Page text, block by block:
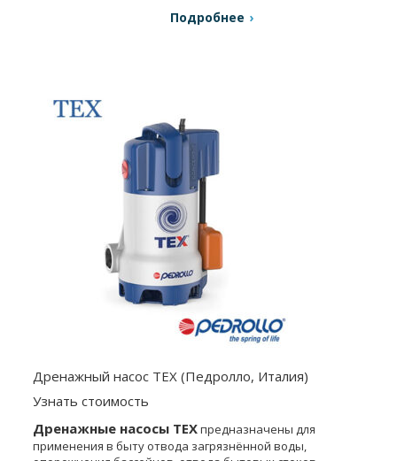
Подробнее
Дренажный насос TEX (Педролло, Италия)
Узнать стоимость
Дренажные насосы TEXпредназначены для
применения в быту отвода загрязнённой воды,